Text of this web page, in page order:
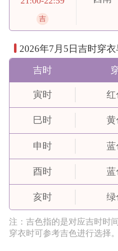
吉
2026年7月5日吉时穿衣
吉时
寅时 红
巳时 黄
申时 蓝
酉时 蓝
亥时 绿
注：吉色指的是对应吉时时
穿衣时可参考吉色进行选择。